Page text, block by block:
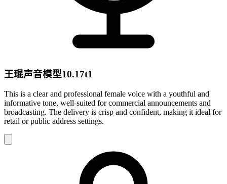
王琨声音模型10.17t1
This is a clear and professional female voice with a youthful and
informative tone, well-suited for commercial announcements and
broadcasting. The delivery is crisp and confident, making it ideal for
retail or public address settings.